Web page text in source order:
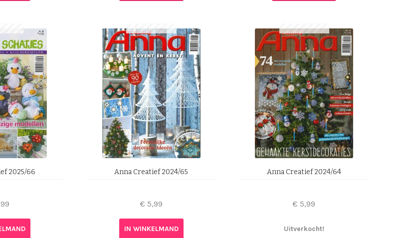
2025/66 Anna Creatief 2024/65
€ 5,99
IN WINKELMAND
Anna Creatief 2024/64
€ 5,99
Uitverkocht!